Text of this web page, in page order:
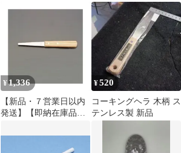
ト 4530545005001 [左官
鏝 デコレーションツー
ル]
¥ 1,336
【新品・７営業日以内
発送】【即納在庫品】
スコ EA579BN-1 6mm
ヘラ ステンレス製／木
¥520
コーキングヘラ 木柄 ス
テンレス製 新品